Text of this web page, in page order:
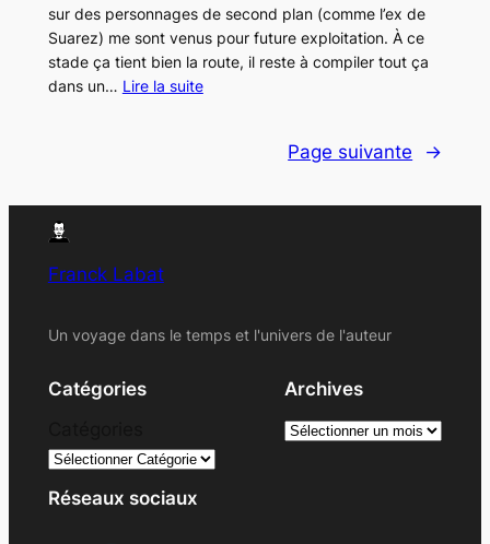
sur des personnages de second plan (comme l’ex de
Suarez) me sont venus pour future exploitation. À ce
stade ça tient bien la route, il reste à compiler tout ça
dans un… Lire la suite
Page suivante →
Franck Labat
Un voyage dans le temps et l'univers de l'auteur
Catégories
Archives
A
Réseaux sociaux